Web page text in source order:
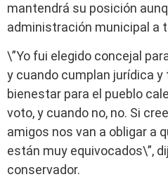
mantendrá su posición
administración municipal a
\”Yo fui elegido concejal
y cuando cumplan jurídica
bienestar para el pueblo
voto, y cuando no, no. Si
amigos nos van a obligar a
están muy equivocados\”,
conservador.